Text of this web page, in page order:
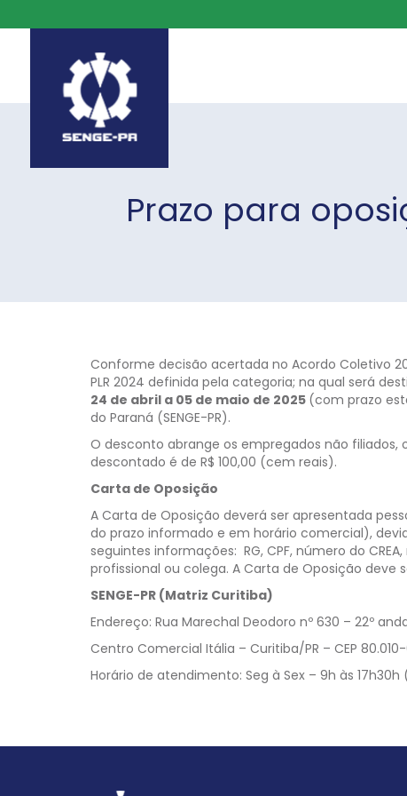
Prazo para
Conforme decisão acertada no Acordo Coletivo
PLR 2024 definida pela categoria; na qual será
24 de abril a 05 de maio de 2025 (com prazo
do Paraná (SENGE-PR).
O desconto abrange os empregados não filiados,
descontado é de R$ 100,00 (cem reais).
Carta de Oposição
A Carta de Oposição deverá ser apresentada
do prazo informado e em horário comercial),
seguintes informações: RG, CPF, número do
profissional ou colega. A Carta de Oposição
SENGE-PR (Matriz Curitiba)
Endereço: Rua Marechal Deodoro nº 630 – 22º
Centro Comercial Itália – Curitiba/PR – CEP 80.010-
Horário de atendimento: Seg à Sex – 9h às